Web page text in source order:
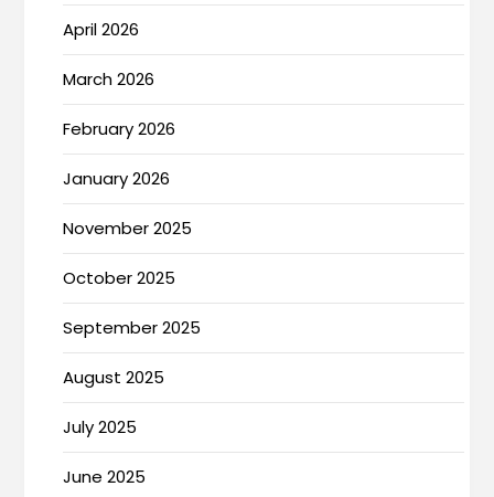
April 2026
March 2026
February 2026
January 2026
November 2025
October 2025
September 2025
August 2025
July 2025
June 2025